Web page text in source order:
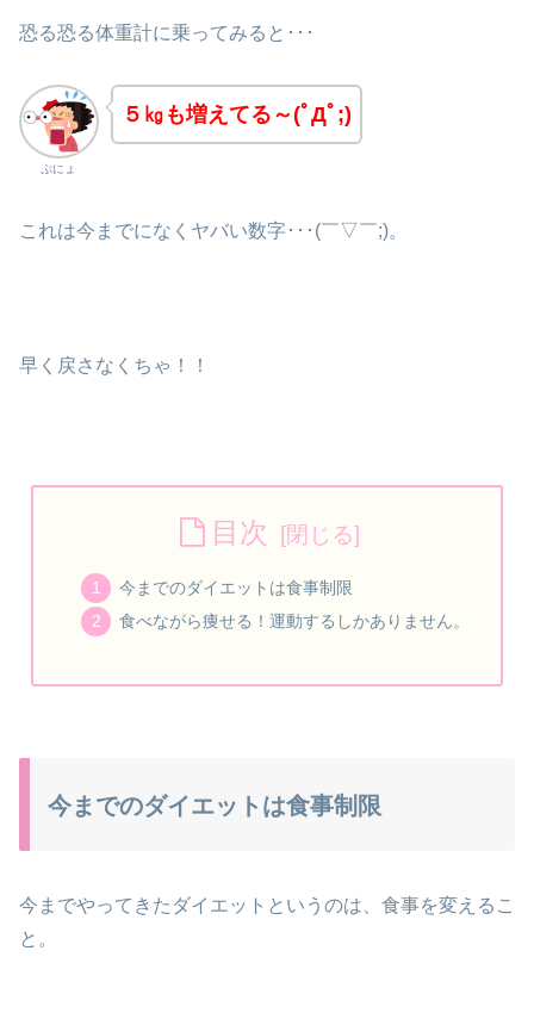
恐る恐る体重計に乗ってみると･･･
ぷにょ
５㎏も増えてる～(ﾟДﾟ;)
これは今までになくヤバい数字･･･(￣▽￣;)。
早く戻さなくちゃ！！
目次
今までのダイエットは食事制限
食べながら痩せる！運動するしかありません。
今までのダイエットは食事制限
今までやってきたダイエットというのは、食事を変えるこ
と。